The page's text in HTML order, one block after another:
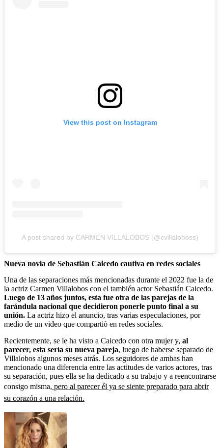
View this post on Instagram
A post shared by CARMEN VILLALOBOS (@cvillaloboss)
Nueva novia de Sebastián Caicedo cautiva en redes sociales
Una de las separaciones más mencionadas durante el 2022 fue la de
la actriz Carmen Villalobos con el también actor Sebastián Caicedo.
Luego de 13 años juntos, esta fue otra de las parejas de la
farándula nacional que decidieron ponerle punto final a su
unión. La actriz hizo el anuncio, tras varias especulaciones, por
medio de un video que compartió en redes sociales.
Recientemente, se le ha visto a Caicedo con otra mujer y, al
parecer, esta sería su nueva pareja, luego de haberse separado de
Villalobos algunos meses atrás. Los seguidores de ambas han
mencionado una diferencia entre las actitudes de varios actores, tras
su separación, pues ella se ha dedicado a su trabajo y a reencontrarse
consigo misma, pero al parecer él ya se siente preparado para abrir
su corazón a una relación.